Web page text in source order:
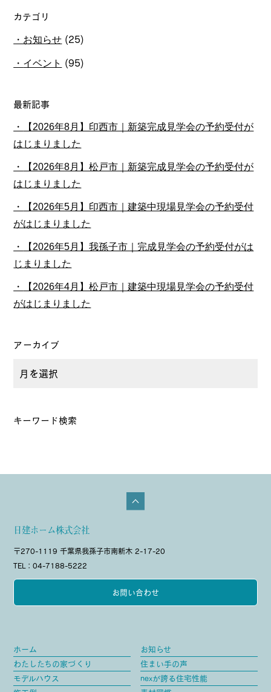
カテゴリ
お知らせ (25)
イベント (95)
最新記事
【2026年8月】印西市｜新築完成見学会の予約受付が
はじまりました
【2026年8月】松戸市｜新築完成見学会の予約受付が
はじまりました
【2026年5月】印西市｜建築中現場見学会の予約受付
がはじまりました
【2026年5月】我孫子市｜完成見学会の予約受付がは
じまりました
【2026年4月】松戸市｜建築中現場見学会の予約受付
がはじまりました
アーカイブ
キーワード検索
日建ホーム株式会社
〒270-1119 千葉県我孫子市南新木 2-17-20
TEL：04-7188-5222
お問い合わせ
ホーム
わたしたちの家づくり
モデルハウス
お知らせ
住まい手の声
nexが誇る住宅性能